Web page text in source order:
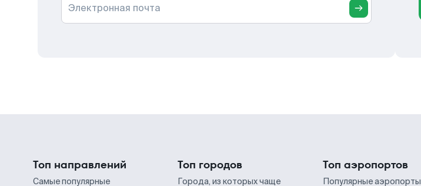
Электронная почта
Топ направлений
Самые популярные
Топ городов
Города, из которых чаще
Топ аэропортов
Популярные аэропорты